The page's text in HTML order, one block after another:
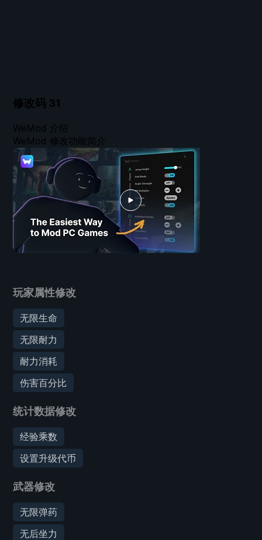
修改码 31
玩家属性修改
无限生命
无限耐力
耐力消耗
伤害百分比
统计数据修改
经验乘数
设置升级代币
武器修改
无限弹药
无后坐力
WeMod 介绍
WeMod 修改功能简介